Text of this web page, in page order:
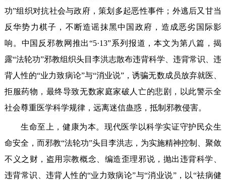
功”组织对抗社会与政府，策划多起恶性事件；外逃后又甘当
反华势力棋子，不断造谣抹黑中国政府，造成恶劣国际影
响。中国反邪教网推出“5·13”系列报道，本文为第八篇，揭
露“法轮功”邪教组织头目李洪志散布违背科学、违背常识、违
背人性的“业力致病论”与“消业说”，诱骗无数成员放弃就医、
拒服药物，最终导致无数家庭家破人亡的悲剧，以此警示全
社会尊重医学科学规律，远离迷信蛊惑，抵制邪教侵害。
生命至上，健康为本。现代医学以科学实证守护民众生
命安全，而邪教“法轮功”头目李洪志，为实施精神控制、聚敛
不义之财，盗用宗教概念、编造歪理邪说，抛出违背科学、
违背常识、违背人性的“业力致病论”与“消业说”，以“祛病健